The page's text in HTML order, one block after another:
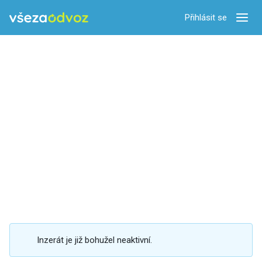
Přihlásit se
Inzerát je již bohužel neaktivní.